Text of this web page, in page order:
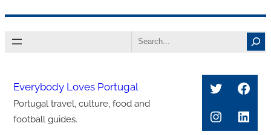
텐
바
로
Search
Everybody Loves Portugal
Portugal travel, culture, food and
football guides.
Twitter